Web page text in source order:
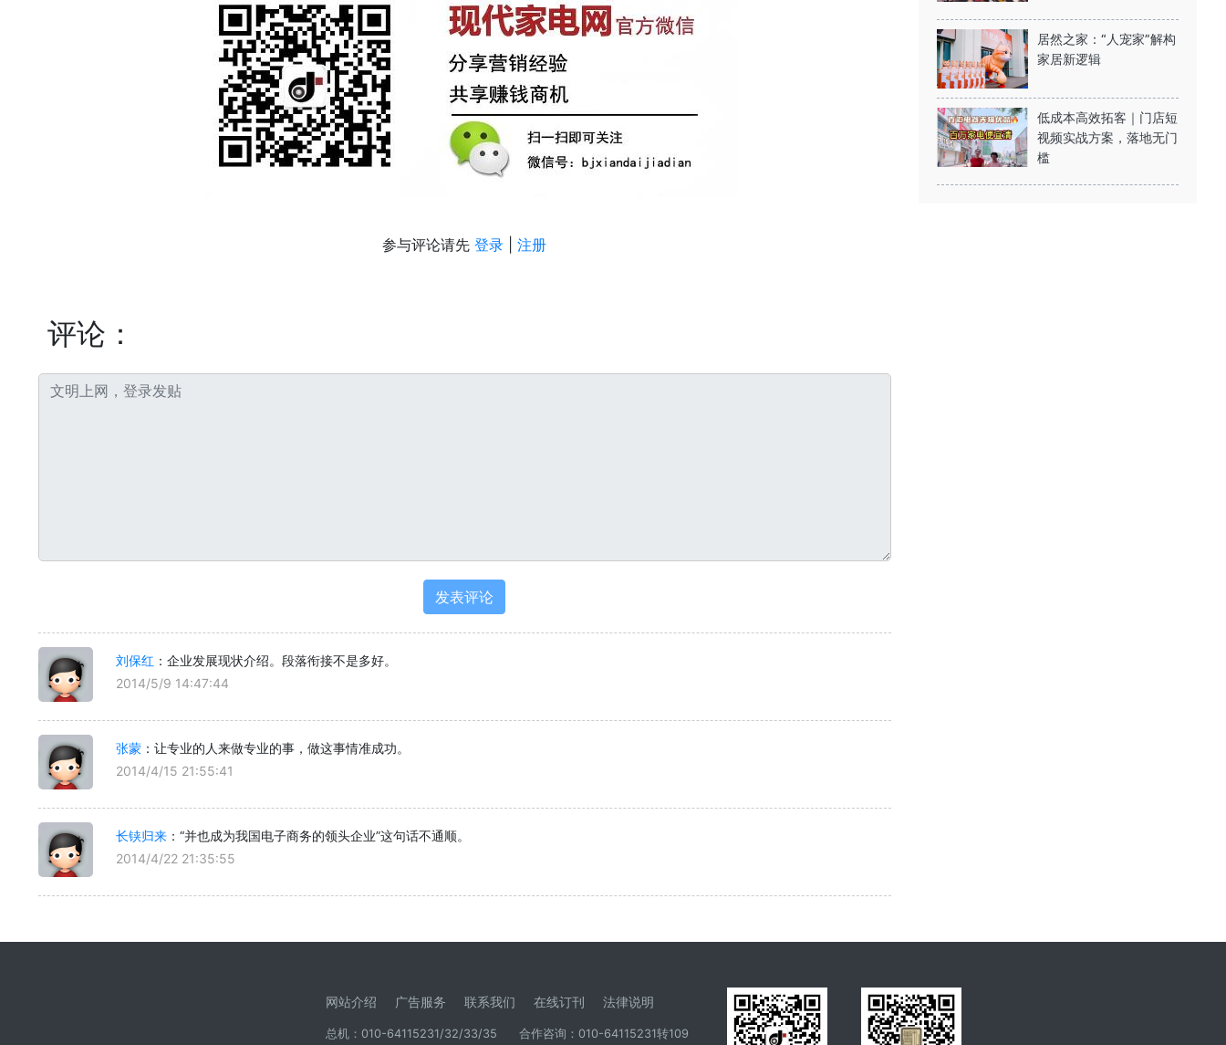
参与评论请先登录 |注册
评论：
刘保红 ：企业发展现状介绍。段落衔接不是多好。
2014/5/9 14:47:44
张蒙 ：让专业的人来做专业的事，做这事情准成功。
2014/4/15 21:55:41
长铗归来 ：“并也成为我国电子商务的领头企业”这句话不通顺。
2014/4/22 21:35:55
居然之家：“人宠家”解构
家居新逻辑
低成本高效拓客｜门店短
视频实战方案，落地无门
槛
网站介绍 广告服务 联系我们 在线订刊 法律说明
总机：010-64115231/32/33/35 合作咨询：010-64115231转109